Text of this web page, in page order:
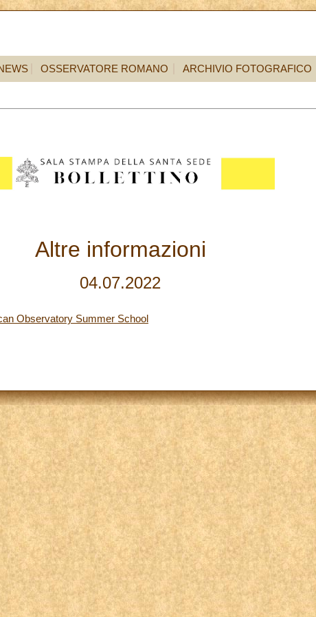
OSSERVATORE ROMANO ARCHIVIO FOTOGRAFICO
Altre informazioni
04.07.2022
Observatory Summer School